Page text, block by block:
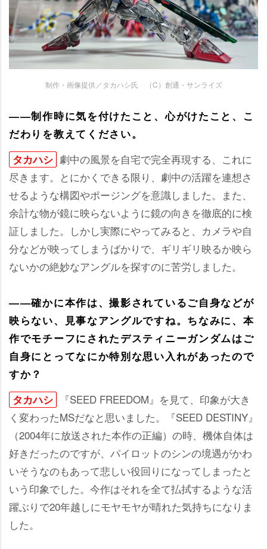
制作・画像提供／タカハシ氏 （C）創通・サンライズ
――制作時に気を付けたこと、心がけたこと、こ
だわりを教えてください。
タカハシ 劇中の風景を自宅で完全再現する、これに
尽きます。とにかくできる限り、劇中の活躍を連想さ
せるような構図やポージングを意識しました。また、
余計な物が鏡に映らないように鏡の向きを徹底的に検
証しました。しかし実際にやってみると、カメラや自
分などが映ってしまうばかりで、ギリギリ映るか映ら
ないかの絶妙なアングルを探すのに苦労しました。
――確かに本作は、撮影されているご自身などが
映らない、見事なアングルですね。ちなみに、本
作でモチーフにされたデスティニーガンダムはご
自身にとってなにか特別な思い入れがあったので
すか？
タカハシ
『SEED FREEDOM』を見て、印象が大き
く変わったMSだなと思いました。『SEED DESTINY』
（2004年に放送された本作の正編）の時、機体自体は
好きだったのですが、パイロットのシンの境遇がかわ
いそうなのもあって悲しい役回りになってしまったと
いう印象でした。今作はそれを全て払拭するような活
躍ぶりで20年越しにモヤモヤが晴れた気持ちになりま
した。